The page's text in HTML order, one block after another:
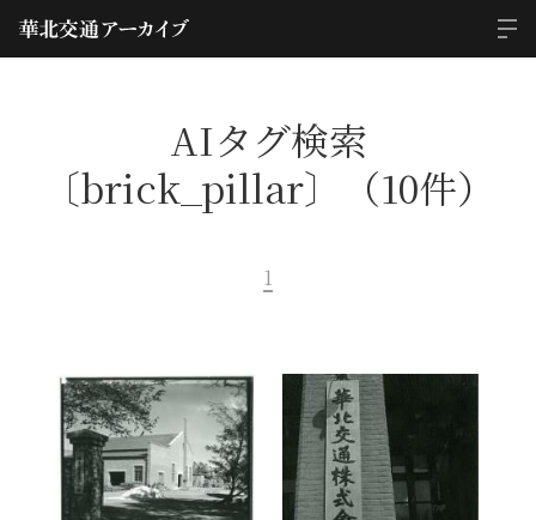
AIタグ検索
〔brick_pillar〕（10件）
1